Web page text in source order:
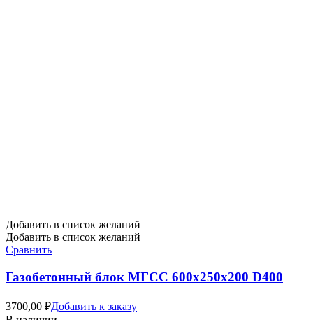
Добавить в список желаний
Добавить в список желаний
Сравнить
Газобетонный блок МГСС 600х250х200 D400
3700,00 ₽Добавить к заказу